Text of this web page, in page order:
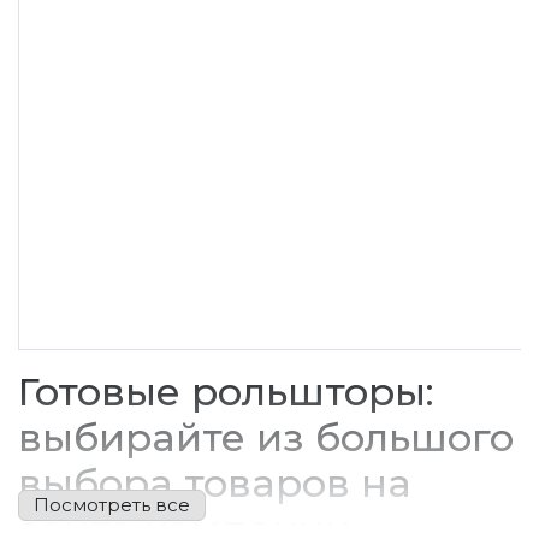
Готовые рольшторы:
выбирайте из большого
выбора товаров на
сайте компании